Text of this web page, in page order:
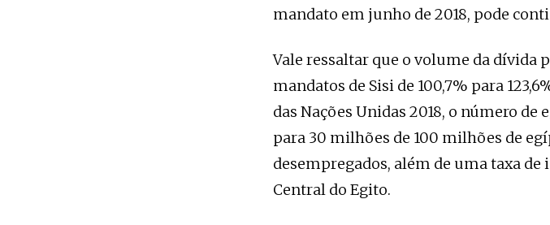
mandato em junho de 2018, pode
Vale ressaltar que o volume da dívida
mandatos de Sisi de 100,7% para
das Nações Unidas 2018, o número
para 30 milhões de 100 milhões de
desempregados, além de uma taxa de
Central do Egito.